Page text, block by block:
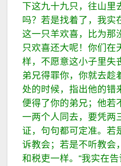
下这九十九只，往山里
吗？ 若是找着了，我实
这一只羊欢喜，比为那
只欢喜还大呢！ 你们在
样，不愿意这小子里失
弟兄得罪你，你就去趁
处的时候，指出他的错
便得了你的弟兄； 他若
一两个人同去，要凭两
证，句句都可定准。 若
诉教会；若是不听教会
和税吏一样。 “我实在